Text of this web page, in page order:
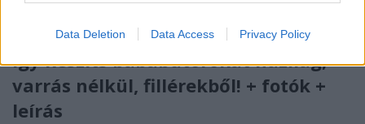
Data Deletion Data Access Privacy Policy
Így készíts bababútorokat házilag,
varrás nélkül, fillérekből! + fotók +
leírás